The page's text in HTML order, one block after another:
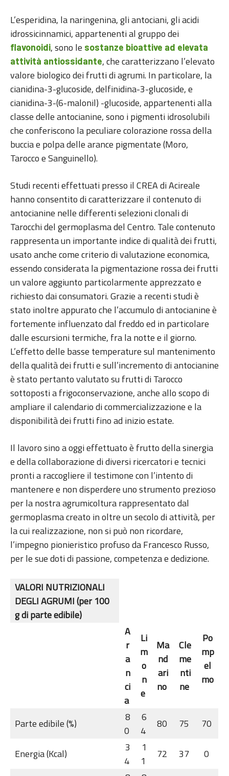
L’esperidina, la naringenina, gli antociani, gli acidi
idrossicinnamici, appartenenti al gruppo dei
flavonoidi, sono le sostanze bioattive ad elevata
attività antiossidante, che caratterizzano l’elevato
valore biologico dei frutti di agrumi. In particolare, la
cianidina-3-glucoside, delfinidina-3-glucoside, e
cianidina-3-(6-malonil) -glucoside, appartenenti alla
classe delle antocianine, sono i pigmenti idrosolubili
che conferiscono la peculiare colorazione rossa della
buccia e polpa delle arance pigmentate (Moro,
Tarocco e Sanguinello).
Studi recenti effettuati presso il CREA di Acireale
hanno consentito di caratterizzare il contenuto di
antocianine nelle differenti selezioni clonali di
Tarocchi del germoplasma del Centro. Tale contenuto
rappresenta un importante indice di qualità dei frutti,
usato anche come criterio di valutazione economica,
essendo considerata la pigmentazione rossa dei frutti
un valore aggiunto particolarmente apprezzato e
richiesto dai consumatori. Grazie a recenti studi è
stato inoltre appurato che l’accumulo di antocianine è
fortemente influenzato dal freddo ed in particolare
dalle escursioni termiche, fra la notte e il giorno.
L’effetto delle basse temperature sul mantenimento
della qualità dei frutti e sull’incremento di antocianine
è stato pertanto valutato su frutti di Tarocco
sottoposti a frigoconservazione, anche allo scopo di
ampliare il calendario di commercializzazione e la
disponibilità dei frutti fino ad inizio estate.
Il lavoro sino a oggi effettuato è frutto della sinergia
e della collaborazione di diversi ricercatori e tecnici
pronti a raccogliere il testimone con l’intento di
mantenere e non disperdere uno strumento prezioso
per la nostra agrumicoltura rappresentato dal
germoplasma creato in oltre un secolo di attività, per
la cui realizzazione, non si può non ricordare,
l’impegno pionieristico profuso da Francesco Russo,
per le sue doti di passione, competenza e dedizione.
VALORI NUTRIZIONALI
DEGLI AGRUMI(per 100
g di parte edibile)
A
r
a
n
ci
a
Li
m
o
n
e
Ma
nd
ari
no
Cle
me
nti
ne
Po
mp
el
mo
Parte edibile (%)
8
0
6
4
80 75 70
Energia (Kcal)
3
4
1
1
72 37
0